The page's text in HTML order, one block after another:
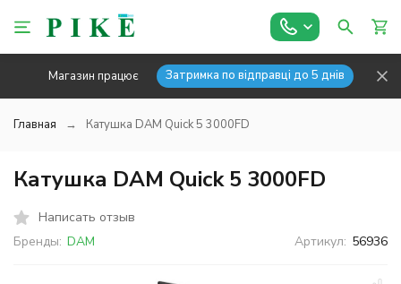
Магазин працює Затримка по відправці до 5 днів
Главная Катушка DAM Quick 5 3000FD
Катушка DAM Quick 5 3000FD
Написать отзыв
Бренды: DAM Артикул: 56936